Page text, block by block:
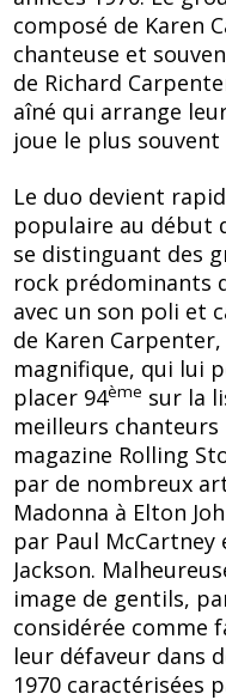
o
k
composé de Karen
chanteuse et
de Richard
aîné qui arrange
joue le plus
Le duo devient
populaire au début
se distinguant des
rock prédominants
avec un son poli et
de Karen
magnifique, qui lui
placer 94ème sur la
meilleurs chanteurs
magazine Rolling
par de nombreux
Madonna à Elton
par Paul McCartney
Jackson.
image de gentils,
considérée comme
leur défaveur dans
1970 caractérisées